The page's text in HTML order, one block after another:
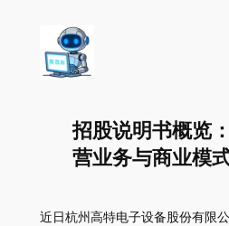
招股说明书概览
营业务与商业模
近日杭州高特电子设备股份有限